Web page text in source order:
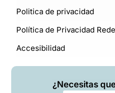
Politica de privacidad
Política de Privacidad
Accesibilidad
¿Necesitas